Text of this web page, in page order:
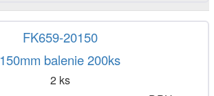
FK659-20150
150mm balenie 200ks
2 ks